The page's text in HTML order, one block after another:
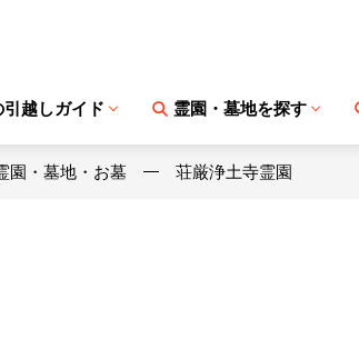
引越しガイド 霊園・墓地を探す
園・墓地・お墓 荘厳浄土寺霊園